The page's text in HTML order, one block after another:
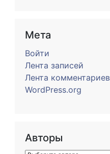
Мета
Войти
Лента записей
Лента комментариев
WordPress.org
Авторы